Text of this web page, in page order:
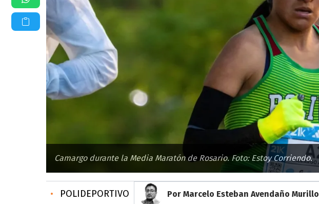
Camargo durante la Media Maratón de Rosario. Foto: Estoy Corriendo.
• POLIDEPORTIVO Por Marcelo Esteban Avendaño Murillo